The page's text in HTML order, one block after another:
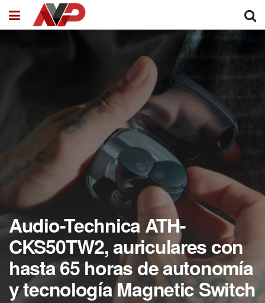
Audio-Technica ATH-
CKS50TW2, auriculares con
hasta 65 horas de autonomía
y tecnología Magnetic Switch